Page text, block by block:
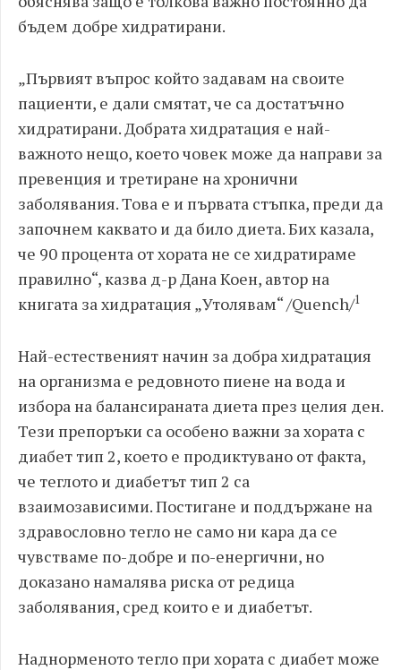
бъдем добре хидратирани.
„Първият въпрос който задавам на своите
пациенти, е дали смятат, че са достатъчно
хидратирани. Добрата хидратация е най-
важното нещо, което човек може да направи за
превенция и третиране на хронични
заболявания. Това е и първата стъпка, преди да
започнем каквато и да било диета. Бих казала,
че 90 процента от хората не се хидратираме
правилно“, казва д-р Дана Коен, автор на
книгата за хидратация „Утолявам“ /Quench/1
Най-естественият начин за добра хидратация
на организма е редовното пиене на вода и
избора на балансираната диета през целия ден.
Тези препоръки са особено важни за хората с
диабет тип 2, което е продиктувано от факта,
че теглото и диабетът тип 2 са
взаимозависими. Постигане и поддържане на
здравословно тегло не само ни кара да се
чувстваме по-добре и по-енергични, но
доказано намалява риска от редица
заболявания, сред които е и диабетът.
Наднорменото тегло при хората с диабет може